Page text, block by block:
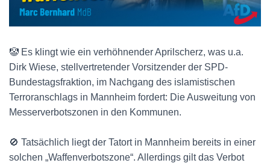
🤡 Es klingt wie ein verhöhnender Aprilscherz, was u.a.
Dirk Wiese, stellvertretender Vorsitzender der SPD-
Bundestagsfraktion, im Nachgang des islamistischen
Terroranschlags in Mannheim fordert: Die Ausweitung von
Messerverbotszonen in den Kommunen.
🚫 Tatsächlich liegt der Tatort in Mannheim bereits in einer
solchen „Waffenverbotszone“. Allerdings gilt das Verbot